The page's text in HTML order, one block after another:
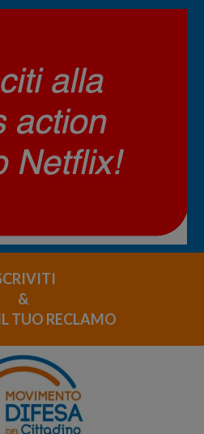
&
TUO RECLAMO